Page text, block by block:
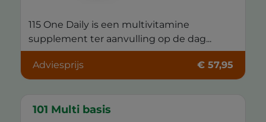
115 One Daily is een multivitamine
supplement ter aanvulling op de dag...
Adviesprijs € 57,95
101 Multi basis